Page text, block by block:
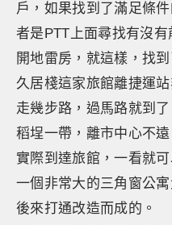
戶，如果找到了滿足條
者是PTT上面尋找有沒
開地雷房，就這樣，找
久居棧這家旅館離捷運
走幾步路，過馬路就到
稻埕一帶，離市中心不
實際到達旅館，一看就
一個非常大的三角窗公
後來打通改造而成的。